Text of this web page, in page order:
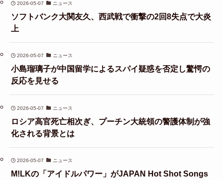
2026-05-07 ニュース
ソフトバンク大関友久、西武戦で衝撃の2回8失点で大炎
上
2026-05-07 ニュース
小島瑠璃子が中国留学によるスパイ疑惑を否定し驚愕の
反応を見せる
2026-05-07 ニュース
ロシア高官死亡相次ぎ、プーチン大統領の警護体制が強
化される背景とは
2026-05-07 ニュース
M!LKの「アイドルパワー」がJAPAN Hot Shot Songs